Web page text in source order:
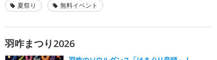
夏祭り 無料イベント
羽咋まつり2026